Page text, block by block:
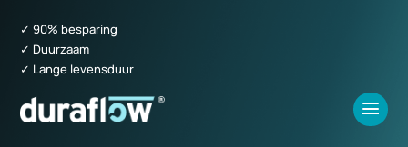
✓ 90% besparing
✓ Duurzaam
✓ Lange levensduur